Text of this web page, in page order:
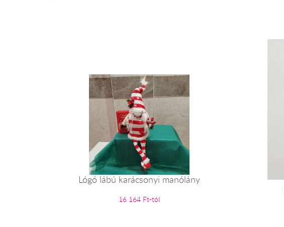
Lógó lábú karácsonyi manólány
16 164 Ft-tól